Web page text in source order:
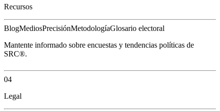
Recursos
BlogMediosPrecisiónMetodologíaGlosario electoral
Mantente informado sobre encuestas y tendencias políticas de
SRC®.
04
Legal